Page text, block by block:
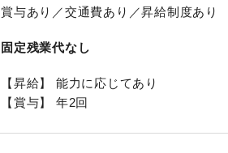
賞与あり／交通費あり／昇給制度あり
固定残業代なし
【昇給】 能力に応じてあり
【賞与】 年2回